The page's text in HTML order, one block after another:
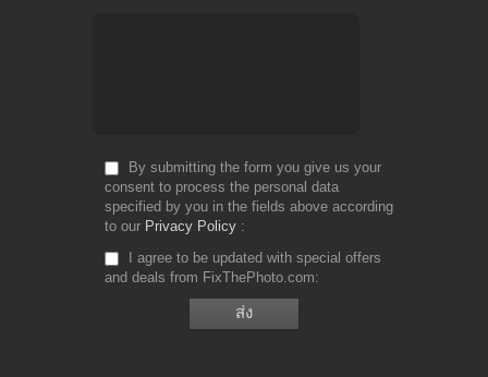
By submitting the form you give us your
consent to process the personal data
specified by you in the fields above according
to our Privacy Policy
I agree to be updated with special offers
and deals from FixThePhoto.com